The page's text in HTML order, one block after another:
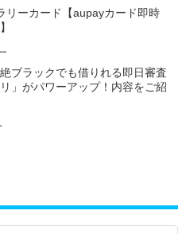
リーカード【aupayカード即時
絶ブラックでも借りれる即日審査
」がパワーアップ！内容をご紹